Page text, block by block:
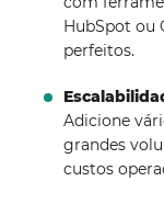
HubSpot ou
perfeitos.
Adicione
grandes
custos